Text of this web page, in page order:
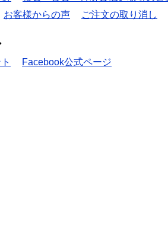
お客様からの声 ご注文の取り消し
Facebook公式ページ